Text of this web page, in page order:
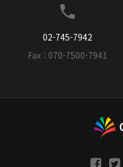
02-745-7942
Fax : 070-7500-7941